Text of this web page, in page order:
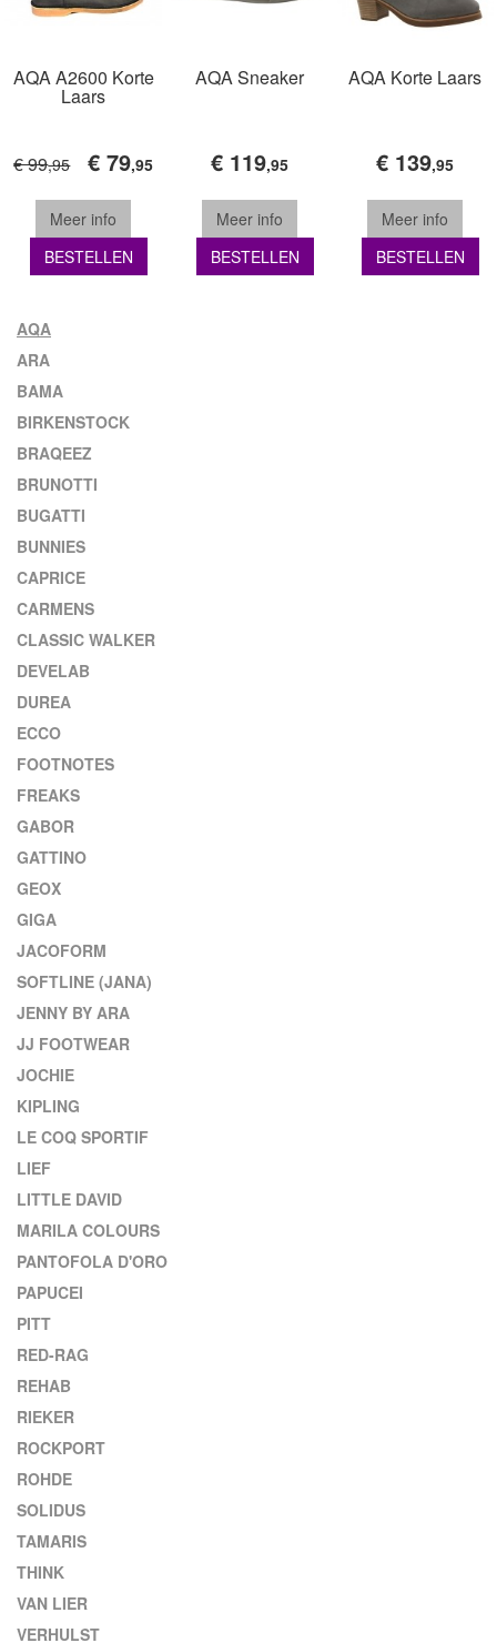
AQA A2600 Korte
Laars
€ 99,95 € 79,95
Meer info
BESTELLEN
AQA Sneaker
€ 119,95
Meer info
BESTELLEN
AQA Korte Laars
€ 139,95
Meer info
BESTELLEN
AQA
ARA
BAMA
BIRKENSTOCK
BRAQEEZ
BRUNOTTI
BUGATTI
BUNNIES
CAPRICE
CARMENS
CLASSIC WALKER
DEVELAB
DUREA
ECCO
FOOTNOTES
FREAKS
GABOR
GATTINO
GEOX
GIGA
JACOFORM
SOFTLINE (JANA)
JENNY BY ARA
JJ FOOTWEAR
JOCHIE
KIPLING
LE COQ SPORTIF
LIEF
LITTLE DAVID
MARILA COLOURS
PANTOFOLA D'ORO
PAPUCEI
PITT
RED-RAG
REHAB
RIEKER
ROCKPORT
ROHDE
SOLIDUS
TAMARIS
THINK
VAN LIER
VERHULST